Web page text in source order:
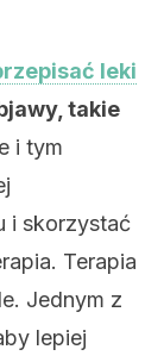
leki
takie
i tym
i skorzystać
Terapia
Jednym z
lepiej